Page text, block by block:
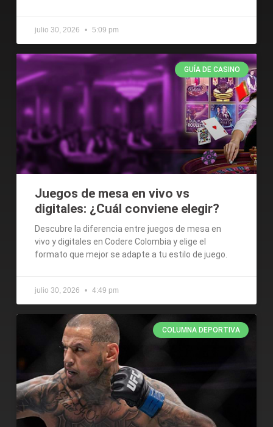
julio 30, 2026 5:09 pm
GUÍA DE CASINO
Juegos de mesa en vivo vs
digitales: ¿Cuál conviene elegir?
Descubre la diferencia entre juegos de mesa en
vivo y digitales en Codere Colombia y elige el
formato que mejor se adapte a tu estilo de juego.
julio 30, 2026 4:49 pm
COLUMNA DEPORTIVA